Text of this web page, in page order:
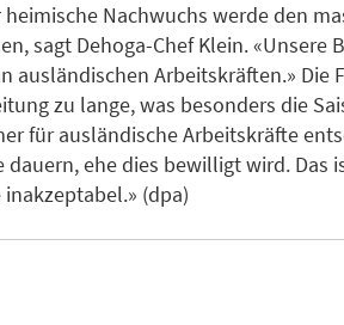
Nachwuchs werde den
sagt Dehoga-Chef Klein. «Unsere
ausländischen Arbeitskräften.» Die
zu lange, was besonders die
für ausländische Arbeitskräfte
dauern, ehe dies bewilligt wird. Das
(dpa)